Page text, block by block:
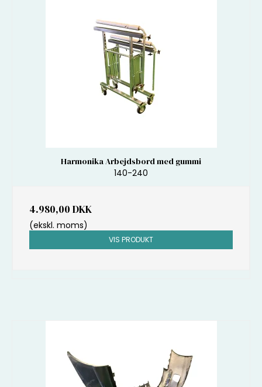
Harmonika Arbejdsbord med gummi
140-240
4.980,00 DKK
(ekskl. moms)
VIS PRODUKT